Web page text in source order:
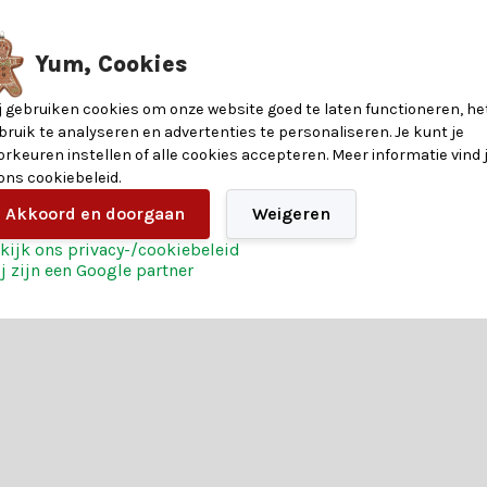
over de materialen en eigenschappen van dit product. Heb je
heeft. Of je nu op zoek bent naar betoverende verlichting,
Heb je hulp nodig? Onze klantenservice biedt persoonlijk
van de extra voordelen:
8721037557177
Kunstbont
Yum, Cookies
gebruiken cookies om onze website goed te laten functioneren,
te analyseren en advertenties te personaliseren. Je kunt je
instellen of alle cookies accepteren. Meer informatie vind
cookiebeleid.
Akkoord en doorgaan
Weigeren
ons privacy-/cookiebeleid
zijn een Google partner